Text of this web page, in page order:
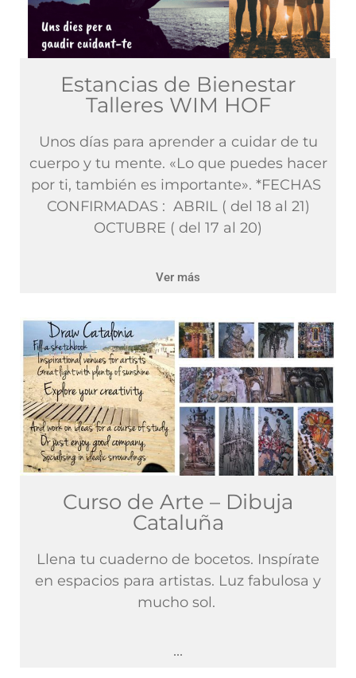
Estancias de Bienestar
Talleres WIM HOF
Unos días para aprender a cuidar de tu
cuerpo y tu mente. «Lo que puedes hacer
por ti, también es importante». *FECHAS
CONFIRMADAS : ABRIL ( del 18 al 21)
OCTUBRE ( del 17 al 20)
Ver más
Curso de Arte – Dibuja
Cataluña
Llena tu cuaderno de bocetos. Inspírate
en espacios para artistas. Luz fabulosa y
mucho sol.
...